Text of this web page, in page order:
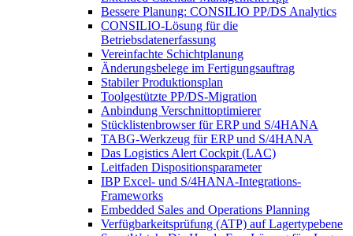
Bessere Planung: CONSILIO PP/DS Analytics
CONSILIO-Lösung für die
Betriebsdatenerfassung
Vereinfachte Schichtplanung
Änderungsbelege im Fertigungsauftrag
Stabiler Produktionsplan
Toolgestützte PP/DS-Migration
Anbindung Verschnittoptimierer
Stücklistenbrowser für ERP und S/4HANA
TABG-Werkzeug für ERP und S/4HANA
Das Logistics Alert Cockpit (LAC)
Leitfaden Dispositionsparameter
IBP Excel- und S/4HANA-Integrations-
Frameworks
Embedded Sales and Operations Planning
Verfügbarkeitsprüfung (ATP) auf Lagertypebene